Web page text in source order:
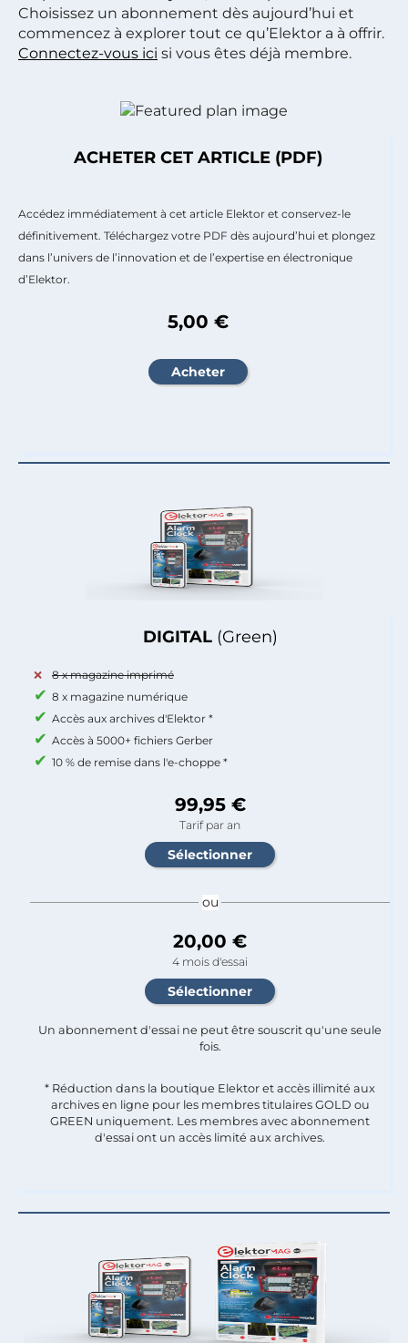
Choisissez un abonnement dès aujourd’hui et
commencez à explorer tout ce qu’Elektor a à offrir.
Connectez-vous ici si vous êtes déjà membre.
DIGITAL (Green)
8 x magazine imprimé
8 x magazine numérique
Accès aux archives d'Elektor *
Accès à 5000+ fichiers Gerber
10 % de remise dans l'e-choppe *
99,95 €
Tarif par an
ou
20,00 €
4 mois d'essai
Un abonnement d'essai ne peut être souscrit qu'une seule
fois.​
* Réduction dans la boutique Elektor et accès illimité aux
archives en ligne pour les membres titulaires GOLD ou
GREEN uniquement. Les membres avec abonnement
d'essai ont un accès limité aux archives.
ACHETER CET ARTICLE (PDF)
Accédez immédiatement à cet article Elektor et conservez-le
définitivement. Téléchargez votre PDF dès aujourd’hui et plongez
dans l’univers de l’innovation et de l’expertise en électronique
d’Elektor.
5,00 €